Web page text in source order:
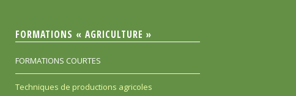
FORMATIONS « AGRICULTURE »
FORMATIONS COURTES
Techniques de productions agricoles